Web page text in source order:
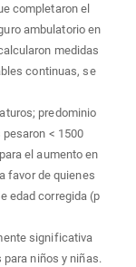
completaron el
ambulatorio en
medidas
continuas, se
predominio
< 1500
el aumento en
favor de quienes
edad corregida (p
significativa
niños y niñas.